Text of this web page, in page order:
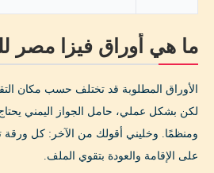
ما هي أوراق فيزا مصر
الأوراق المطلوبة قد تختلف حسب مكان
لكن بشكل عملي، حامل الجواز اليمني
ومنظمًا. وخليني أقولك من الآخر: كل ورقة
على الإقامة والعودة بتقوي الملف.